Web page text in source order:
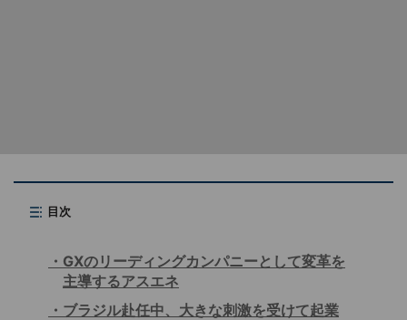
目次
GXのリーディングカンパニーとして変革を
主導するアスエネ
ブラジル赴任中、大きな刺激を受けて起業